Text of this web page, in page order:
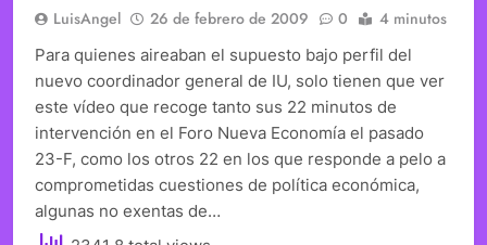
LuisAngel 26 de febrero de 2009 0 4 minutos
Para quienes aireaban el supuesto bajo perfil del
nuevo coordinador general de IU, solo tienen que ver
este vídeo que recoge tanto sus 22 minutos de
intervención en el Foro Nueva Economía el pasado
23-F, como los otros 22 en los que responde a pelo a
comprometidas cuestiones de política económica,
algunas no exentas de…